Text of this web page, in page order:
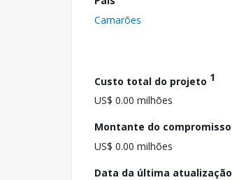
Camarões
Custo total do projeto 1
US$ 0.00 milhões
Montante do compromisso
US$ 0.00 milhões
Data da última atualização